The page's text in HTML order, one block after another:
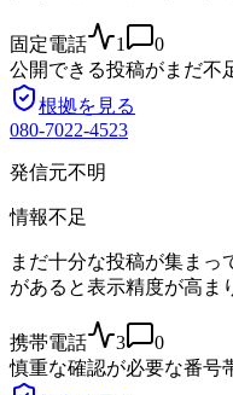
固定電話 1
0
公開できる投稿がまだ不
根拠を見る
080-7022-4523
発信元不明
情報不足
まだ十分な投稿が集まっ
があると表示精度が高ま
携帯電話 3
0
慎重な確認が必要な番号